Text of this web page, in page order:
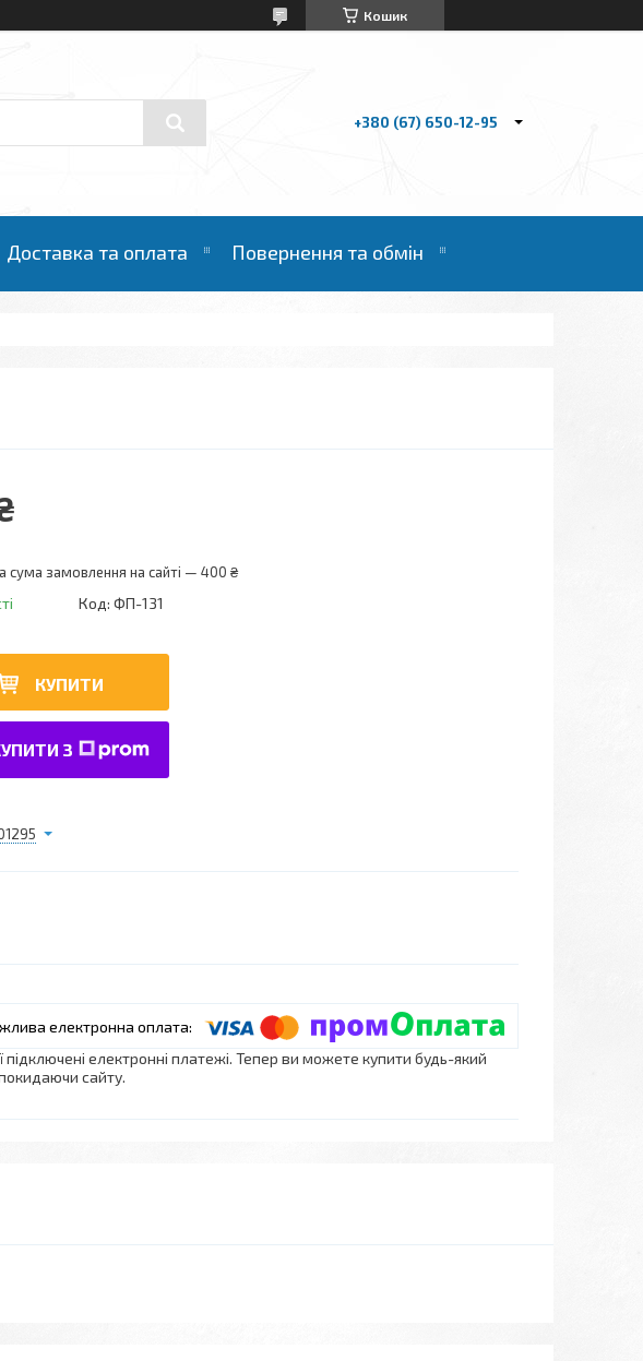
Кошик
+380 (67) 650-12-95
Доставка та оплата Повернення та обмін
сума замовлення на сайті — 400 ₴
Код: ФП-131
КУПИТИ
З
підключені електронні платежі. Тепер ви можете купити будь-який
сайту.